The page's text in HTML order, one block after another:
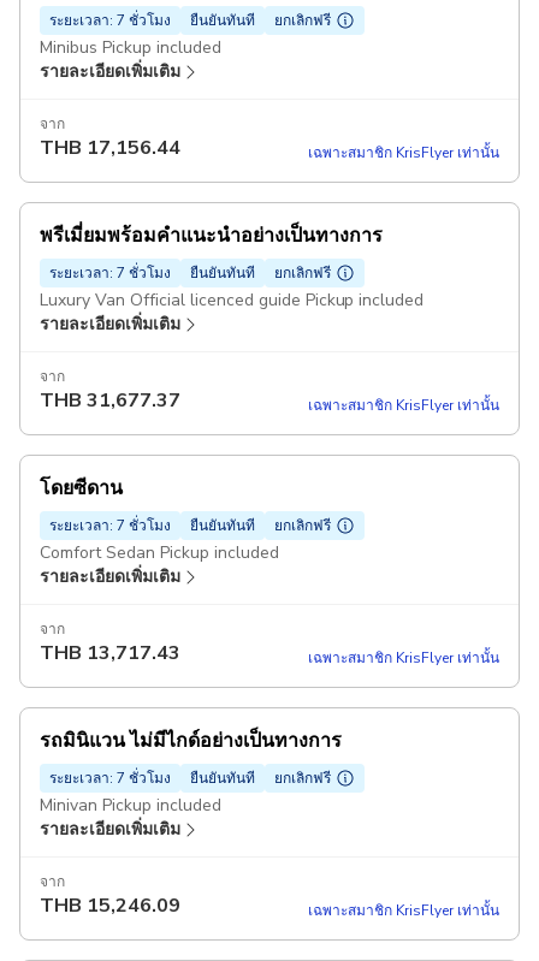
ระยะเวลา: 7 ชั่วโมง ยืนยันทันที ยกเลิกฟรี
Minibus Pickup included
รายละเอียดเพิ่มเติม
จาก
THB 17,156.44 เฉพาะสมาชิก KrisFlyer เท่านั้น
พรีเมี่ยมพร้อมคำแนะนำอย่างเป็นทางการ
ระยะเวลา: 7 ชั่วโมง ยืนยันทันที ยกเลิกฟรี
Luxury Van Official licenced guide Pickup included
รายละเอียดเพิ่มเติม
จาก
THB 31,677.37 เฉพาะสมาชิก KrisFlyer เท่านั้น
โดยซีดาน
ระยะเวลา: 7 ชั่วโมง ยืนยันทันที ยกเลิกฟรี
Comfort Sedan Pickup included
รายละเอียดเพิ่มเติม
จาก
THB 13,717.43 เฉพาะสมาชิก KrisFlyer เท่านั้น
รถมินิแวน ไม่มีไกด์อย่างเป็นทางการ
ระยะเวลา: 7 ชั่วโมง ยืนยันทันที ยกเลิกฟรี
Minivan Pickup included
รายละเอียดเพิ่มเติม
จาก
THB 15,246.09 เฉพาะสมาชิก KrisFlyer เท่านั้น